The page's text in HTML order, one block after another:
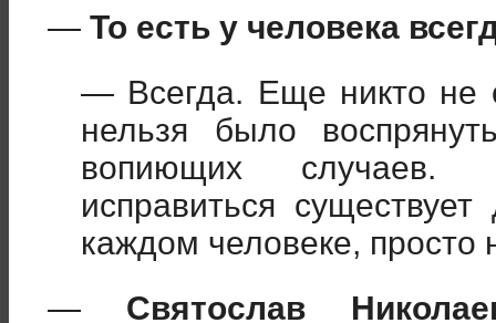
— То есть у человека
— Всегда. Еще никто не
нельзя было
вопиющих случаев.
исправиться
каждом человеке, просто
— Святослав